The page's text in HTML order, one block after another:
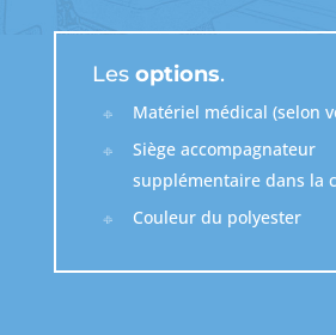
Les options.
Matériel médical (selon
Siège accompagnateur
supplémentaire dans la
Couleur du polyester